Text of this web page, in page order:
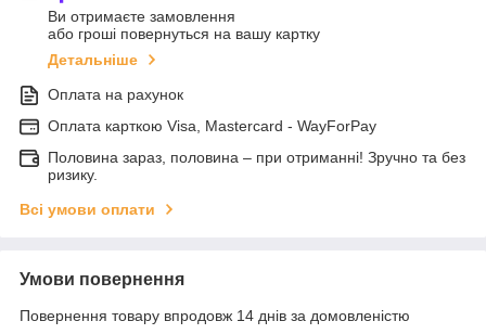
Ви отримаєте замовлення
або гроші повернуться на вашу картку
Детальніше
Оплата на рахунок
Оплата карткою Visa, Mastercard - WayForPay
Половина зараз, половина – при отриманні! Зручно та без
ризику.
Всі умови оплати
Умови повернення
Повернення товару впродовж 14 днів за домовленістю